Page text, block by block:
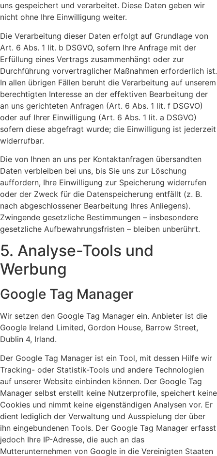
uns gespeichert und verarbeitet. Diese Daten geben wir
nicht ohne Ihre Einwilligung weiter.
Die Verarbeitung dieser Daten erfolgt auf Grundlage von
Art. 6 Abs. 1 lit. b DSGVO, sofern Ihre Anfrage mit der
Erfüllung eines Vertrags zusammenhängt oder zur
Durchführung vorvertraglicher Maßnahmen erforderlich ist.
In allen übrigen Fällen beruht die Verarbeitung auf unserem
berechtigten Interesse an der effektiven Bearbeitung der
an uns gerichteten Anfragen (Art. 6 Abs. 1 lit. f DSGVO)
oder auf Ihrer Einwilligung (Art. 6 Abs. 1 lit. a DSGVO)
sofern diese abgefragt wurde; die Einwilligung ist jederzeit
widerrufbar.
Die von Ihnen an uns per Kontaktanfragen übersandten
Daten verbleiben bei uns, bis Sie uns zur Löschung
auffordern, Ihre Einwilligung zur Speicherung widerrufen
oder der Zweck für die Datenspeicherung entfällt (z. B.
nach abgeschlossener Bearbeitung Ihres Anliegens).
Zwingende gesetzliche Bestimmungen – insbesondere
gesetzliche Aufbewahrungsfristen – bleiben unberührt.
5. Analyse-Tools und
Werbung
Google Tag Manager
Wir setzen den Google Tag Manager ein. Anbieter ist die
Google Ireland Limited, Gordon House, Barrow Street,
Dublin 4, Irland.
Der Google Tag Manager ist ein Tool, mit dessen Hilfe wir
Tracking- oder Statistik-Tools und andere Technologien
auf unserer Website einbinden können. Der Google Tag
Manager selbst erstellt keine Nutzerprofile, speichert keine
Cookies und nimmt keine eigenständigen Analysen vor. Er
dient lediglich der Verwaltung und Ausspielung der über
ihn eingebundenen Tools. Der Google Tag Manager erfasst
jedoch Ihre IP-Adresse, die auch an das
Mutterunternehmen von Google in die Vereinigten Staaten